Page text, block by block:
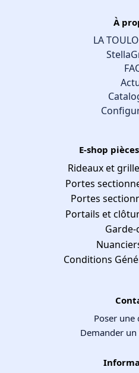
À
LA
E-shop
Rideaux et
Portes
Portes
Portails et
Conditions
Poser une
Demander